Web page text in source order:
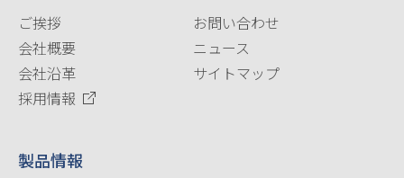
ご挨拶
会社概要
会社沿革
採用情報
お問い合わせ
ニュース
サイトマップ
製品情報